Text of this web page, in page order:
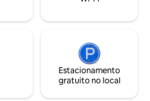
Estacionamento
gratuito no local